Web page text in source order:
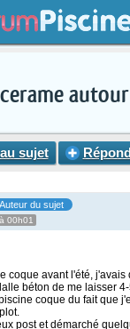
sujet
Auteur du sujet
00h01
coque avant l'été, j'avais
béton de me laisser
coque du fait que
post et démarché